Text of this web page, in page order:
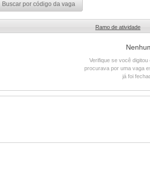
Buscar por código da vaga
Ramo de atividade
Verifique se você
procurava por uma vaga
já foi